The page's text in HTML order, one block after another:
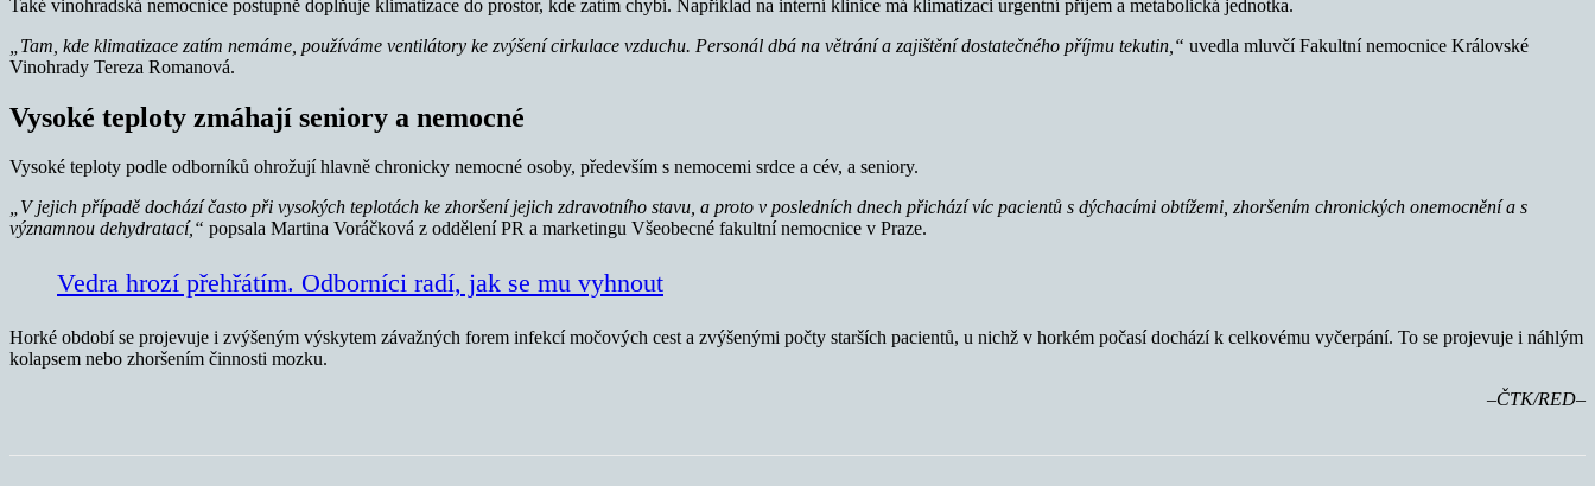
Také vinohradská nemocnice postupně doplňuje klimatizace do prostor, kde zatím chybí. Například na interní klinice má klimatizaci urgentní příjem a metabolická jednotka.
„Tam, kde klimatizace zatím nemáme, používáme ventilátory ke zvýšení cirkulace vzduchu. Personál dbá na větrání a zajištění dostatečného příjmu tekutin,“ uvedla mluvčí Fakultní nemocnice Královské
Vinohrady Tereza Romanová.
Vysoké teploty zmáhají seniory a nemocné
Vysoké teploty podle odborníků ohrožují hlavně chronicky nemocné osoby, především s nemocemi srdce a cév, a seniory.
„V jejich případě dochází často při vysokých teplotách ke zhoršení jejich zdravotního stavu, a proto v posledních dnech přichází víc pacientů s dýchacími obtížemi, zhoršením chronických onemocnění a s
významnou dehydratací,“ popsala Martina Voráčková z oddělení PR a marketingu Všeobecné fakultní nemocnice v Praze.
Vedra hrozí přehřátím. Odborníci radí, jak se mu vyhnout
Horké období se projevuje i zvýšeným výskytem závažných forem infekcí močových cest a zvýšenými počty starších pacientů, u nichž v horkém počasí dochází k celkovému vyčerpání. To se projevuje i náhlým
kolapsem nebo zhoršením činnosti mozku.
–ČTK/RED–